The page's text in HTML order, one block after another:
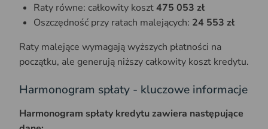
Raty równe: całkowity koszt475 053 zł
Oszczędność przy ratach malejących: 24 553 zł
Raty malejące wymagają wyższych płatności na
początku, ale generują niższy całkowity koszt kredytu.
Harmonogram spłaty - kluczowe informacje
Harmonogram spłaty kredytu zawiera następujące